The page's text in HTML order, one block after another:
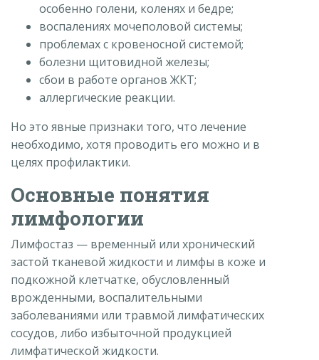
особенно голени, коленях и бедре;
воспалениях мочеполовой системы;
проблемах с кровеносной системой;
болезни щитовидной железы;
сбои в работе органов ЖКТ;
аллергические реакции.
Но это явные признаки того, что лечение
необходимо, хотя проводить его можно и в
целях профилактики.
Основные понятия
лимфологии
Лимфостаз — временный или хронический
застой тканевой жидкости и лимфы в коже и
подкожной клетчатке, обусловленный
врожденными, воспалительными
заболеваниями или травмой лимфатических
сосудов, либо избыточной продукцией
лимфатической жидкости.